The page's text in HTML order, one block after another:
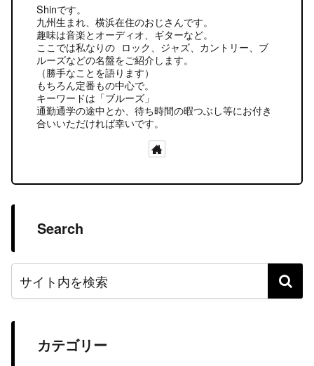
Shinです。
九州生まれ、横浜在住のおじさんです。
趣味は音楽とオーディオ、ギターなど。
ここでは私なりの ロック、ジャズ、カントリー、ブ
ルーズなどの名盤をご紹介します。
（勝手なことを語ります）
もちろん定番もの中心で。
キーワードは「ブルーズ」
通勤通学の途中とか、待ち時間の暇つぶし等にお付き
合いいただければ幸いです。
Search
カテゴリー